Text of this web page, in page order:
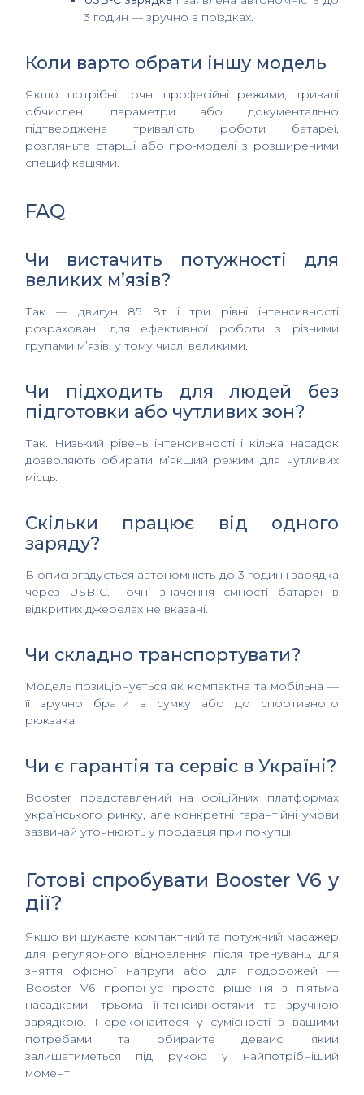
3 годин — зручно в поїздках.
Коли варто обрати іншу модель
Якщо потрібні точні професійні режими, тривалі
обчислені параметри або документально
підтверджена тривалість роботи батареї,
розгляньте старші або про-моделі з розширеними
специфікаціями.
FAQ
Чи вистачить потужності для
великих м’язів?
Так — двигун 85 Вт і три рівні інтенсивності
розраховані для ефективної роботи з різними
групами м’язів, у тому числі великими.
Чи підходить для людей без
підготовки або чутливих зон?
Так. Низький рівень інтенсивності і кілька насадок
дозволяють обирати м’якший режим для чутливих
місць.
Скільки працює від одного
заряду?
В описі згадується автономність до 3 годин і зарядка
через USB-C. Точні значення ємності батареї в
відкритих джерелах не вказані.
Чи складно транспортувати?
Модель позиціонується як компактна та мобільна —
її зручно брати в сумку або до спортивного
рюкзака.
Чи є гарантія та сервіс в Україні?
Booster представлений на офіційних платформах
українського ринку, але конкретні гарантійні умови
зазвичай уточнюють у продавця при покупці.
Готові спробувати Booster V6 у
дії?
Якщо ви шукаєте компактний та потужний масажер
для регулярного відновлення після тренувань, для
зняття офісної напруги або для подорожей —
Booster V6 пропонує просте рішення з п’ятьма
насадками, трьома інтенсивностями та зручною
зарядкою. Переконайтеся у сумісності з вашими
потребами та обирайте девайс, який
залишатиметься під рукою у найпотрібніший
момент.